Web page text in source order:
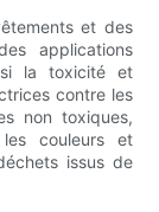
et des
applications
la toxicité et
contre les
non toxiques,
couleurs et
issus de